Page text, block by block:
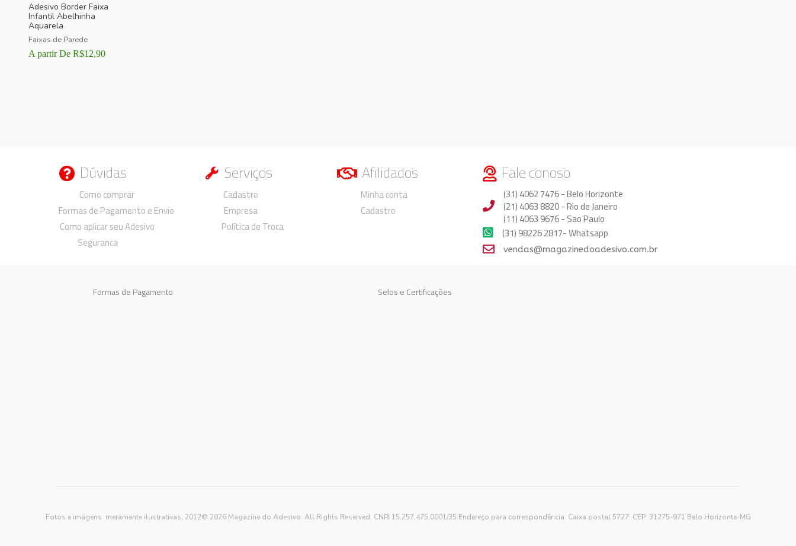
Adesivo Border Faixa
Infantil Abelhinha
Aquarela
Faixas de Parede
A partir De R$12,90
Duvidas
Dúvidas
Como comprar
Formas de Pagamento e Envio
Como aplicar seu Adesivo
Seguranca
Duvidas
Serviços
Cadastro
Empresa
Política de Troca
Duvidas
Afilidados
Minha conta
Cadastro
Duvidas
Fale conoso
(31) 4062 7476 - Belo Horizonte
(21) 4063 8820 - Rio de Janeiro
(11) 4063 9676 - Sao Paulo
(31) 98226 2817- Whatsapp
vendas@magazinedoadesivo.com.br
Formas de Pagamento Selos e Certificações
Fotos e imagens meramente ilustrativas, 2012© 2026 Magazine do Adesivo. All Rights Reserved. CNPJ 15.257.475.0001/35 Endereço para correspondência: Caixa postal 5727 CEP: 31275-971 Belo Horizonte-MG